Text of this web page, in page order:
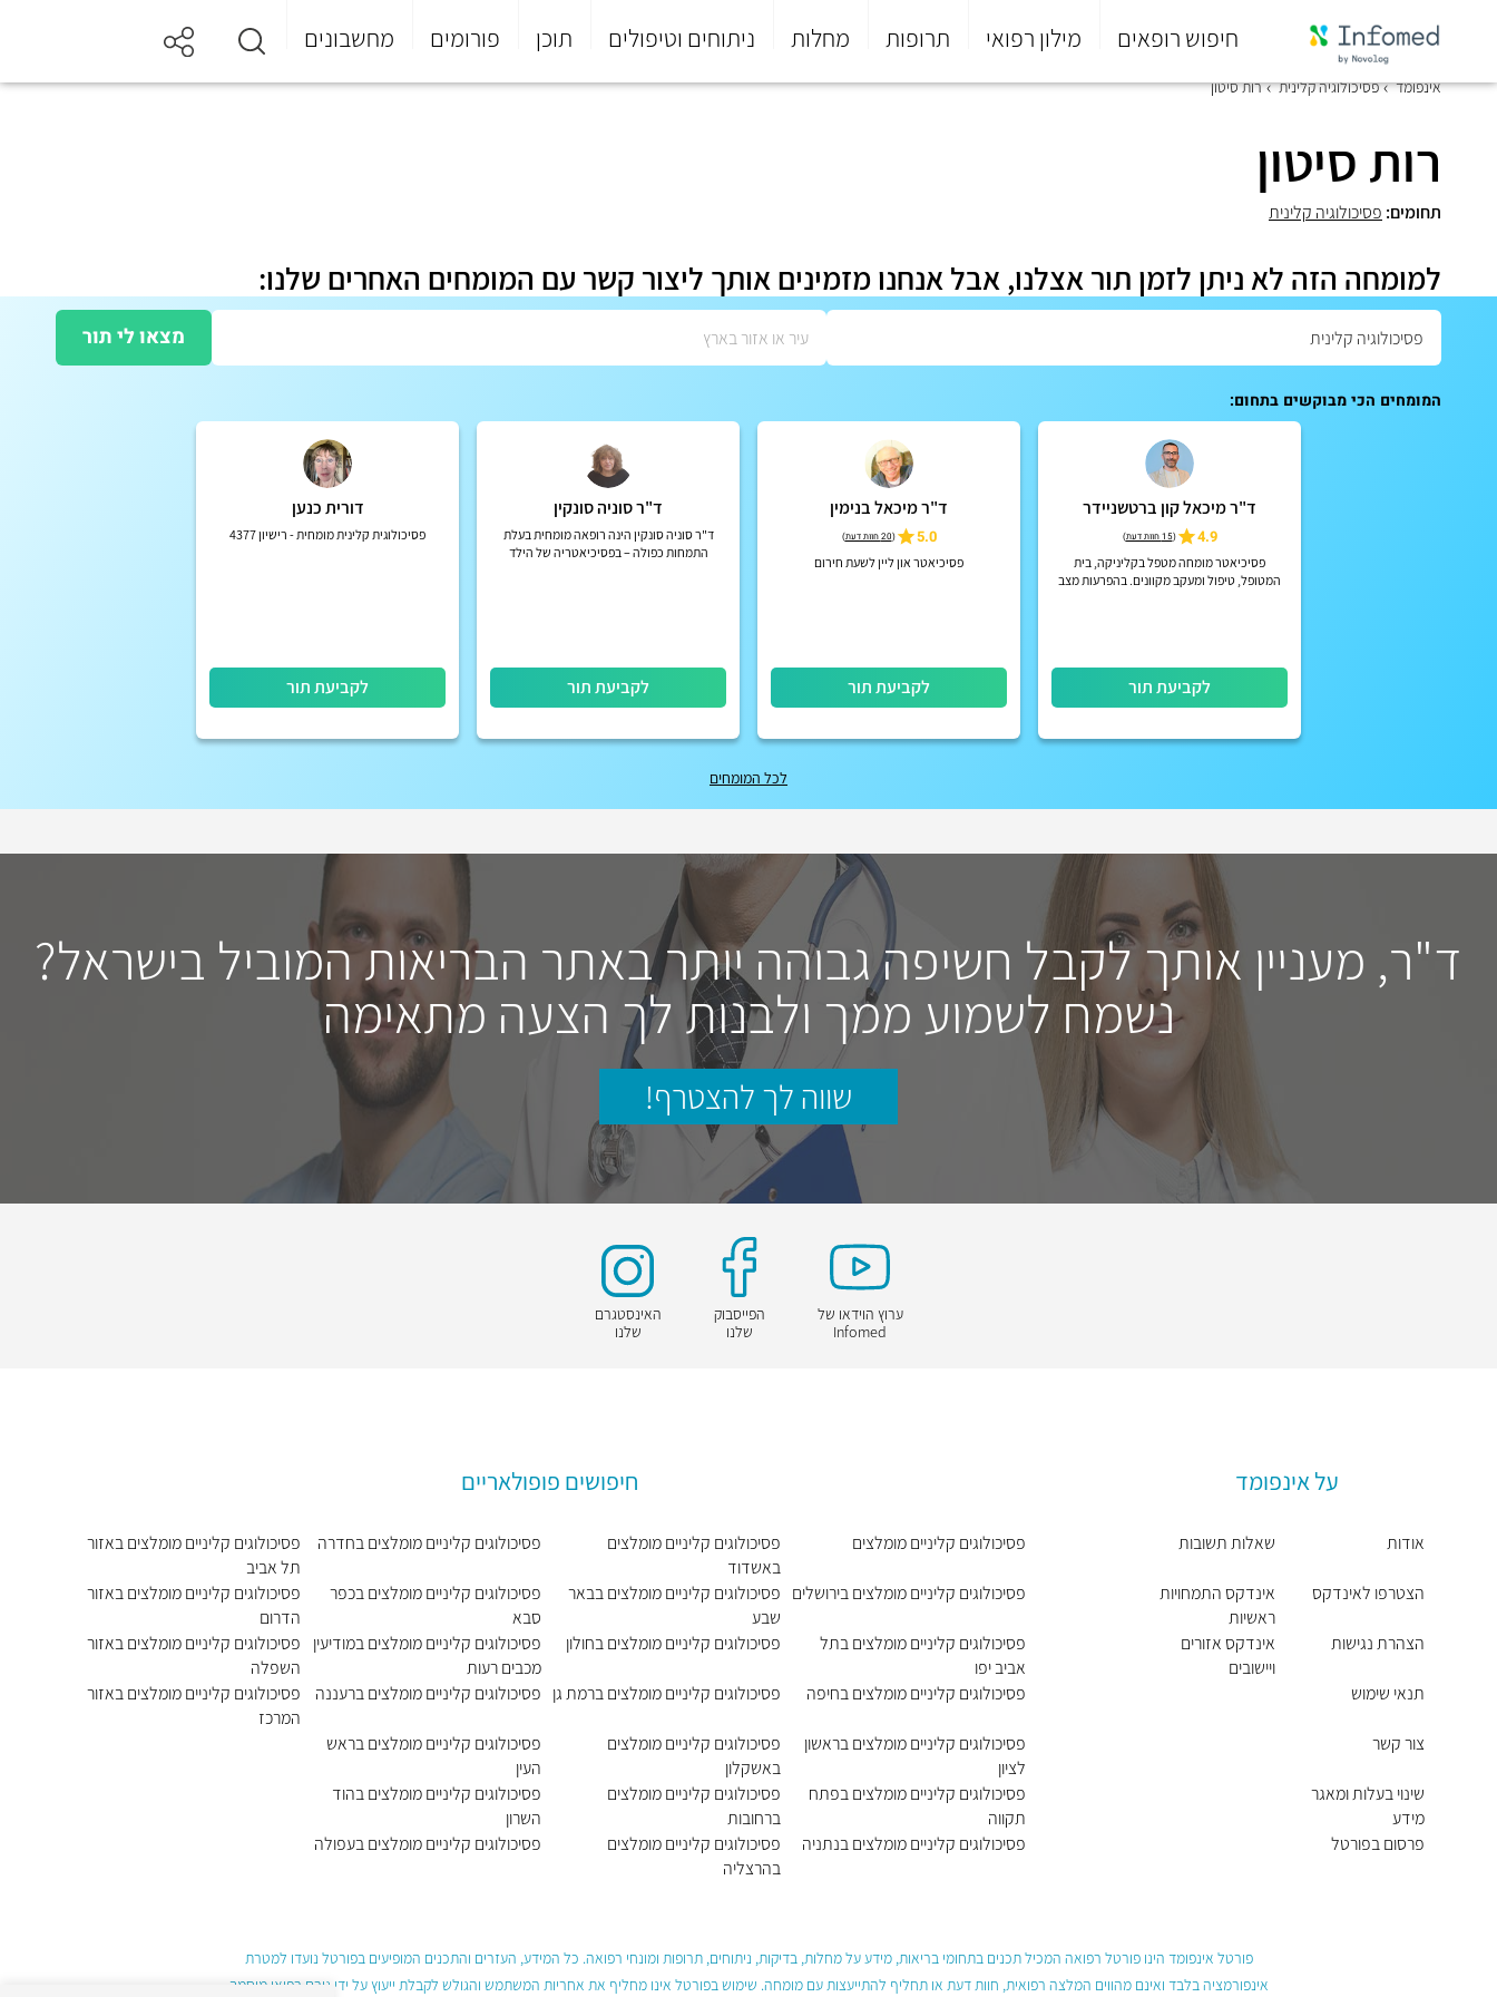
חיפוש רופאים מילון רפואי תרופות מחלות ניתוחים וטיפולים תוכן פורומים מחשבונים
סוף
התפריט
אינפומד פסיכולוגיה קלינית רות סיטון
רות סיטון
תחומים: פסיכולוגיה קלינית
למומחה הזה לא ניתן לזמן תור אצלנו, אבל אנחנו מזמינים אותך ליצור קשר עם המומחים האחרים שלנו:
מצאו לי תור
המומחים הכי מבוקשים בתחום:
ד"ר מיכאל קון ברטשניידר
4.9
(15 חוות דעת )
פסיכיאטר מומחה מטפל בקליניקה, בית
המטופל, טיפול ומעקב מקוונים. בהפרעות מצב
לקביעת תור
ד"ר מיכאל בנימין
5.0
(20 חוות דעת )
פסיכיאטר און ליין לשעת חירום
לקביעת תור
ד"ר סוניה סונקין
ד"ר סוניה סונקין הינה רופאה מומחית בעלת
התמחות כפולה – בפסיכיאטריה של הילד
לקביעת תור
דורית כנען
פסיכולוגית קלינית מומחית - רישיון 4377
לקביעת תור
לכל המומחים
ד"ר, מעניין אותך לקבל חשיפה גבוהה יותר באתר הבריאות המוביל בישראל?
נשמח לשמוע ממך ולבנות לך הצעה מתאימה
שווה לך להצטרף!
ערוץ הוידאו של
Infomed
הפייסבוק
שלנו
האינסטגרם
שלנו
על אינפומד
אודות
הצטרפו לאינדקס
הצהרת נגישות
תנאי שימוש
צור קשר
שינוי בעלות ומאגר
מידע
פרסום בפורטל
שאלות תשובות
אינדקס התמחויות
ראשיות
אינדקס אזורים
ויישובים
חיפושים פופולאריים
פסיכולוגים קליניים מומלצים
פסיכולוגים קליניים מומלצים בירושלים
פסיכולוגים קליניים מומלצים בתל
אביב יפו
פסיכולוגים קליניים מומלצים בחיפה
פסיכולוגים קליניים מומלצים בראשון
לציון
פסיכולוגים קליניים מומלצים בפתח
תקווה
פסיכולוגים קליניים מומלצים בנתניה
פסיכולוגים קליניים מומלצים
באשדוד
פסיכולוגים קליניים מומלצים בבאר
שבע
פסיכולוגים קליניים מומלצים בחולון
פסיכולוגים קליניים מומלצים ברמת גן
פסיכולוגים קליניים מומלצים
באשקלון
פסיכולוגים קליניים מומלצים
ברחובות
פסיכולוגים קליניים מומלצים
בהרצליה
פסיכולוגים קליניים מומלצים בחדרה
פסיכולוגים קליניים מומלצים בכפר
סבא
פסיכולוגים קליניים מומלצים במודיעין
מכבים רעות
פסיכולוגים קליניים מומלצים ברעננה
פסיכולוגים קליניים מומלצים בראש
העין
פסיכולוגים קליניים מומלצים בהוד
השרון
פסיכולוגים קליניים מומלצים בעפולה
פסיכולוגים קליניים מומלצים באזור
תל אביב
פסיכולוגים קליניים מומלצים באזור
הדרום
פסיכולוגים קליניים מומלצים באזור
השפלה
פסיכולוגים קליניים מומלצים באזור
המרכז
פורטל אינפומד הינו פורטל רפואה המכיל תכנים בתחומי בריאות, מידע על מחלות, בדיקות, ניתוחים, תרופות ומונחי רפואה. כל המידע, העזרים והתכנים המופיעים בפורטל נועדו למטרת
אינפורמציה בלבד ואינם מהווים המלצה רפואית, חוות דעת או תחליף להתייעצות עם מומחה. שימוש בפורטל אינו מחליף את אחריות המשתמש והגולש לקבלת ייעוץ על ידי גורם רפואי מוסמך